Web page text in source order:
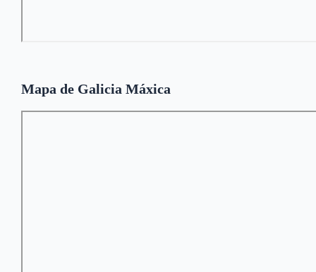
Mapa de Galicia Máxica